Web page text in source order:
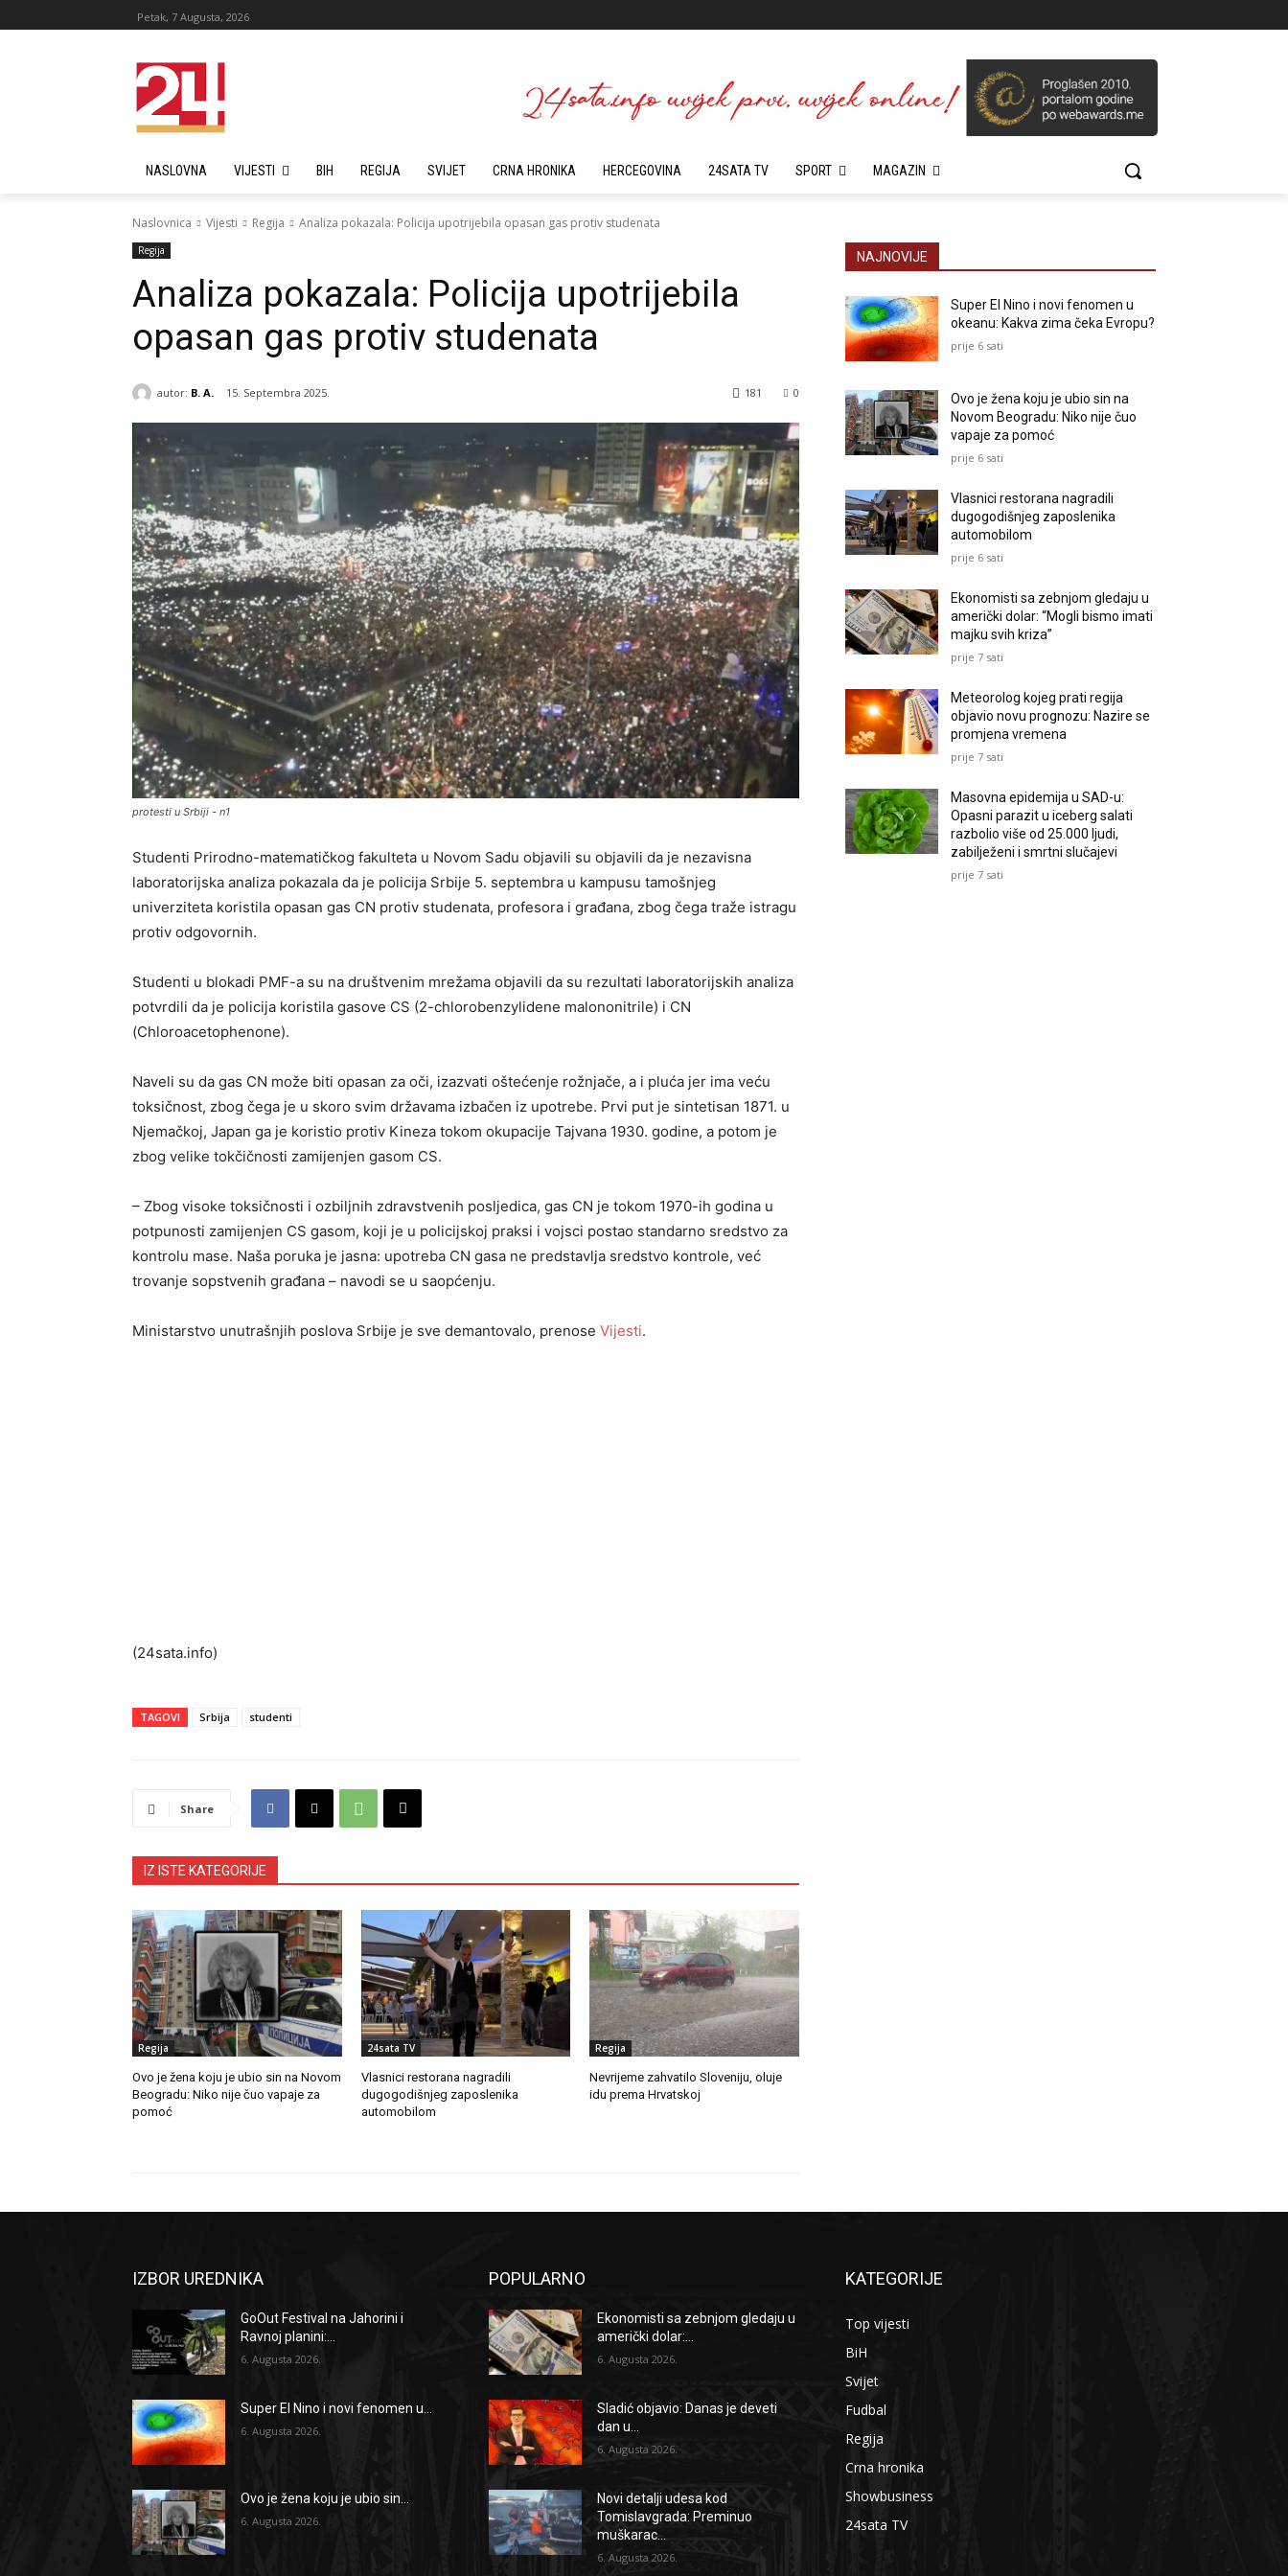
Petak, 7 Augusta, 2026
NASLOVNA VIJESTI BIH REGIJA SVIJET CRNA HRONIKA HERCEGOVINA 24SATA TV SPORT MAGAZIN
Naslovnica Vijesti Regija Analiza pokazala: Policija upotrijebila opasan gas protiv studenata
Regija
Analiza pokazala: Policija upotrijebila
opasan gas protiv studenata
autor: B. A. 15. Septembra 2025. 0
181
protesti u Srbiji - n1
Studenti Prirodno-matematičkog fakulteta u Novom Sadu objavili su objavili da je nezavisna
laboratorijska analiza pokazala da je policija Srbije 5. septembra u kampusu tamošnjeg
univerziteta koristila opasan gas CN protiv studenata, profesora i građana, zbog čega traže istragu
protiv odgovornih.
Studenti u blokadi PMF-a su na društvenim mrežama objavili da su rezultati laboratorijskih analiza
potvrdili da je policija koristila gasove CS (2-chlorobenzylidene malononitrile) i CN
(Chloroacetophenone).
Naveli su da gas CN može biti opasan za oči, izazvati oštećenje rožnjače, a i pluća jer ima veću
toksičnost, zbog čega je u skoro svim državama izbačen iz upotrebe. Prvi put je sintetisan 1871. u
Njemačkoj, Japan ga je koristio protiv Kineza tokom okupacije Tajvana 1930. godine, a potom je
zbog velike tokčičnosti zamijenjen gasom CS.
– Zbog visoke toksičnosti i ozbiljnih zdravstvenih posljedica, gas CN je tokom 1970-ih godina u
potpunosti zamijenjen CS gasom, koji je u policijskoj praksi i vojsci postao standarno sredstvo za
kontrolu mase. Naša poruka je jasna: upotreba CN gasa ne predstavlja sredstvo kontrole, već
trovanje sopstvenih građana – navodi se u saopćenju.
Ministarstvo unutrašnjih poslova Srbije je sve demantovalo, prenose Vijesti.
(24sata.info)
TAGOVI Srbija studenti
Share
IZ ISTE KATEGORIJE
Regija
Ovo je žena koju je ubio sin na Novom
Beogradu: Niko nije čuo vapaje za
pomoć
24sata TV
Vlasnici restorana nagradili
dugogodišnjeg zaposlenika
automobilom
Regija
Nevrijeme zahvatilo Sloveniju, oluje
idu prema Hrvatskoj
NAJNOVIJE
Super El Nino i novi fenomen u
okeanu: Kakva zima čeka Evropu?
prije 6 sati
Ovo je žena koju je ubio sin na
Novom Beogradu: Niko nije čuo
vapaje za pomoć
prije 6 sati
Vlasnici restorana nagradili
dugogodišnjeg zaposlenika
automobilom
prije 6 sati
Ekonomisti sa zebnjom gledaju u
američki dolar: “Mogli bismo imati
majku svih kriza”
prije 7 sati
Meteorolog kojeg prati regija
objavio novu prognozu: Nazire se
promjena vremena
prije 7 sati
Masovna epidemija u SAD-u:
Opasni parazit u iceberg salati
razbolio više od 25.000 ljudi,
zabilježeni i smrtni slučajevi
prije 7 sati
IZBOR UREDNIKA
GoOut Festival na Jahorini i
Ravnoj planini:...
6. Augusta 2026.
Super El Nino i novi fenomen u...
6. Augusta 2026.
Ovo je žena koju je ubio sin...
6. Augusta 2026.
POPULARNO
Ekonomisti sa zebnjom gledaju u
američki dolar:...
6. Augusta 2026.
Sladić objavio: Danas je deveti
dan u...
6. Augusta 2026.
Novi detalji udesa kod
Tomislavgrada: Preminuo
muškarac...
6. Augusta 2026.
KATEGORIJE
Top vijesti
BiH
Svijet
Fudbal
Regija
Crna hronika
Showbusiness
24sata TV